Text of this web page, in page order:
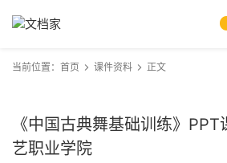
当前位置： 首页 课件资料 正文
《中国古典舞基础训练》
艺职业学院